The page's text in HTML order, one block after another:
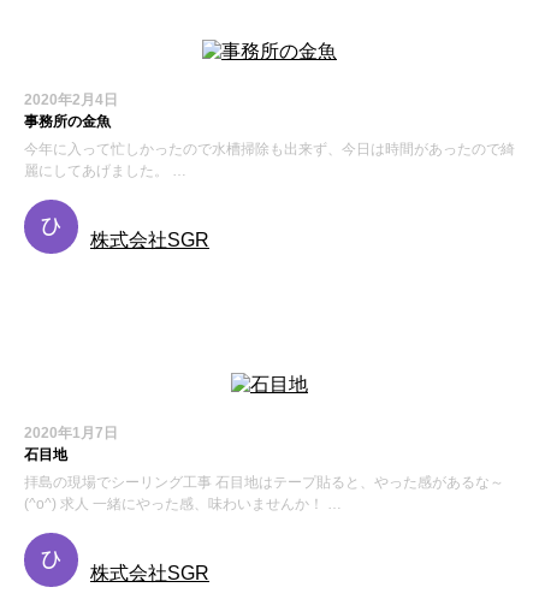
2020年2月4日
事務所の金魚
今年に入って忙しかったので水槽掃除も出来ず、今日は時間があったので綺
麗にしてあげました。 …
株式会社SGR
2020年1月7日
石目地
拝島の現場でシーリング工事 石目地はテープ貼ると、やった感があるな～
(^o^) 求人 一緒にやった感、味わいませんか！ …
株式会社SGR